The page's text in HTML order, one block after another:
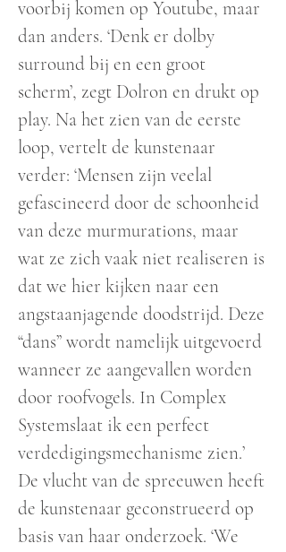
voorbij komen op Youtube, maar
dan anders. ‘Denk er dolby
surround bij en een groot
scherm’, zegt Dolron en drukt op
play. Na het zien van de eerste
loop, vertelt de kunstenaar
verder: ‘Mensen zijn veelal
gefascineerd door de schoonheid
van deze murmurations, maar
wat ze zich vaak niet realiseren is
dat we hier kijken naar een
angstaanjagende doodstrijd. Deze
“dans” wordt namelijk uitgevoerd
wanneer ze aangevallen worden
door roofvogels. In Complex
Systemslaat ik een perfect
verdedigingsmechanisme zien.’
De vlucht van de spreeuwen heeft
de kunstenaar geconstrueerd op
basis van haar onderzoek. ‘We